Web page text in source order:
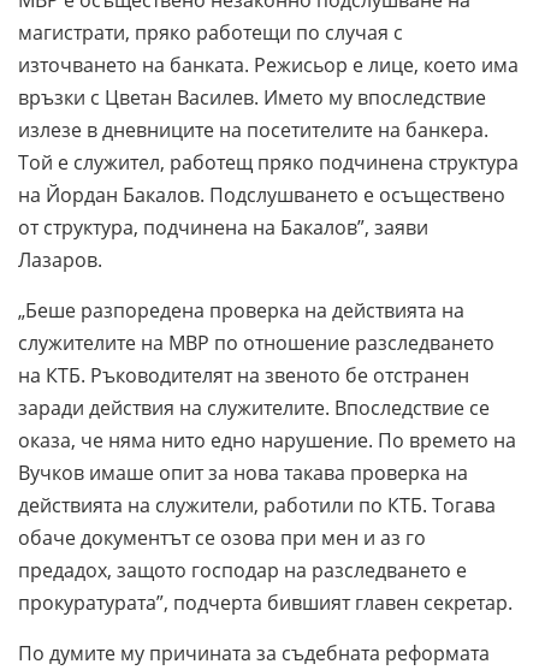
магистрати, пряко работещи по случая с
източването на банката. Режисьор е лице, което има
връзки с Цветан Василев. Името му впоследствие
излезе в дневниците на посетителите на банкера.
Той е служител, работещ пряко подчинена структура
на Йордан Бакалов. Подслушването е осъществено
от структура, подчинена на Бакалов”, заяви
Лазаров.
„Беше разпоредена проверка на действията на
служителите на МВР по отношение разследването
на КТБ. Ръководителят на звеното бе отстранен
заради действия на служителите. Впоследствие се
оказа, че няма нито едно нарушение. По времето на
Вучков имаше опит за нова такава проверка на
действията на служители, работили по КТБ. Тогава
обаче документът се озова при мен и аз го
предадох, защото господар на разследването е
прокуратурата”, подчерта бившият главен секретар.
По думите му причината за съдебната реформата